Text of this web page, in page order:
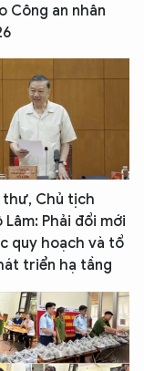
Công an nhân
thư, Chủ tịch
Lâm: Phải đổi mới
quy hoạch và tổ
triển hạ tầng